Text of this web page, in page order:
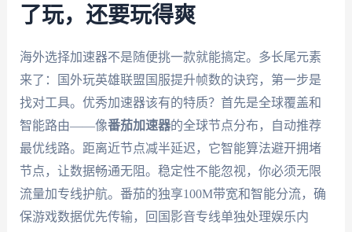
了玩，还要玩得爽
海外选择加速器不是随便挑一款就能搞定。多长尾元素
来了：国外玩英雄联盟国服提升帧数的诀窍，第一步是
找对工具。优秀加速器该有的特质？首先是全球覆盖和
智能路由——像番茄加速器的全球节点分布，自动推荐
最优线路。距离近节点减半延迟，它智能算法避开拥堵
节点，让数据畅通无阻。稳定性不能忽视，你必须无限
流量加专线护航。番茄的独享100M带宽和智能分流，确
保游戏数据优先传输，回国影音专线单独处理娱乐内